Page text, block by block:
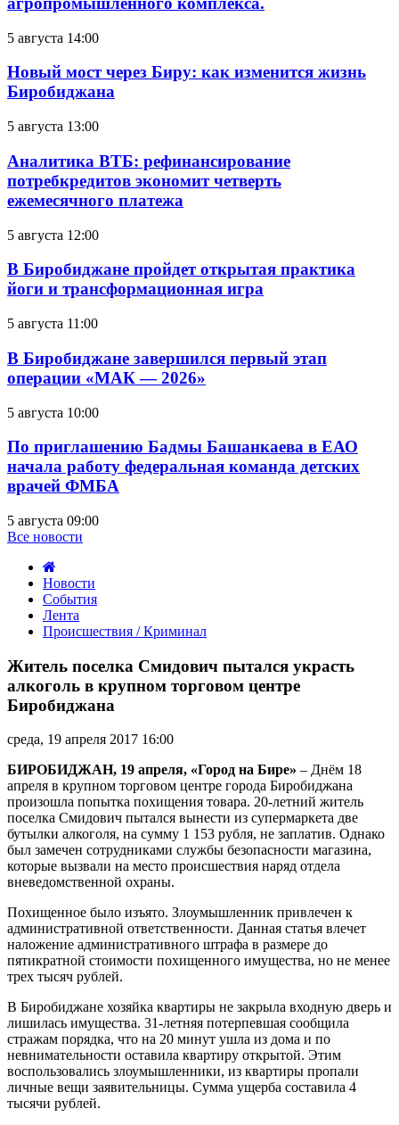
5 августа 14:00
Новый мост через Биру: как изменится жизнь
Биробиджана
5 августа 13:00
Аналитика ВТБ: рефинансирование
потребкредитов экономит четверть
ежемесячного платежа
5 августа 12:00
В Биробиджане пройдет открытая практика
йоги и трансформационная игра
5 августа 11:00
В Биробиджане завершился первый этап
операции «МАК — 2026»
5 августа 10:00
По приглашению Бадмы Башанкаева в ЕАО
начала работу федеральная команда детских
врачей ФМБА
5 августа 09:00
Все новости
Новости
События
Лента
Происшествия / Криминал
поселка
пытался
украсть
в
торговом
центре
Биробиджана
Житель поселка Смидович пытался украсть
алкоголь в крупном торговом центре
Биробиджана
среда, 19 апреля 2017 16:00
БИРОБИДЖАН, 19 апреля, «Город на Бире» – Днём 18
апреля в крупном торговом центре города Биробиджана
произошла попытка похищения товара. 20-летний житель
поселка Смидович пытался вынести из супермаркета две
бутылки алкоголя, на сумму 1 153 рубля, не заплатив. Однако
был замечен сотрудниками службы безопасности магазина,
которые вызвали на место происшествия наряд отдела
вневедомственной охраны.
Похищенное было изъято. Злоумышленник привлечен к
административной ответственности. Данная статья влечет
наложение административного штрафа в размере до
пятикратной стоимости похищенного имущества, но не менее
трех тысяч рублей.
В Биробиджане хозяйка квартиры не закрыла входную дверь и
лишилась имущества. 31-летняя потерпевшая сообщила
стражам порядка, что на 20 минут ушла из дома и по
невнимательности оставила квартиру открытой. Этим
воспользовались злоумышленники, из квартиры пропали
личные вещи заявительницы. Сумма ущерба составила 4
тысячи рублей.